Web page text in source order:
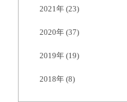
2021年 (23)
2020年 (37)
2019年 (19)
2018年 (8)